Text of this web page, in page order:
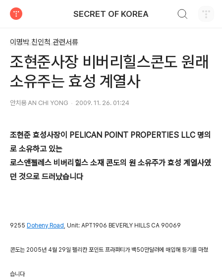
SECRET OF KOREA
이명박 친인척 관련서류
조현준사장 비버리힐스콘도 원래
소유주는 효성 계열사
안치용 AN CHI YONG 2009. 11. 26. 01:24
조현준 효성사장이 PELICAN POINT PROPERTIES LLC 명의
로 소유하고 있는
로스앤젤레스 비버리힐스 소재 콘도의 원 소유주가 효성 계열사였
던 것으로 드러났습니다
9255 Doheny Road , Unit: APT1906 BEVERLY HILLS CA 90069
콘도는 2005년 4월 29일 펠리칸 포인트 프라퍼티가 백50만달러에 매입해 등기를 마쳤
습니다